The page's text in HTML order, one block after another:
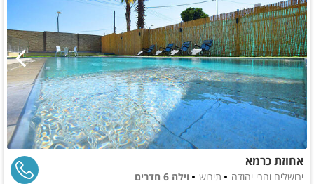
אחוזת כרמא
ירושלים והרי יהודה תירוש
וילה 6 חדרים